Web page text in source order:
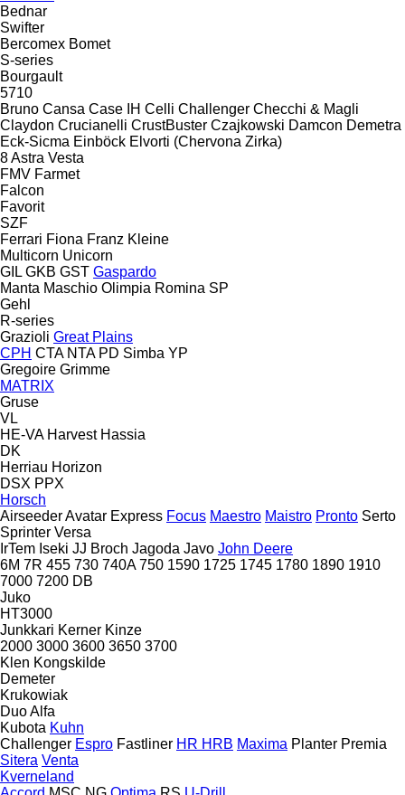
Bednar
Swifter
Bercomex Bomet
S-series
Bourgault
5710
Bruno Cansa Case IH Celli Challenger Checchi & Magli
Claydon Crucianelli CrustBuster Czajkowski Damcon Demetra
Eck-Sicma Einböck Elvorti (Chervona Zirka)
8Astra Vesta
FMV Farmet
Falcon
Favorit
SZF
Ferrari Fiona Franz Kleine
Multicorn Unicorn
GIL GKB GST Gaspardo
Manta Maschio Olimpia Romina SP
Gehl
R-series
Grazioli Great Plains
CPH CTA NTA PD Simba YP
Gregoire Grimme
MATRIX
Gruse
VL
HE-VA Harvest Hassia
DK
Herriau Horizon
DSX PPX
Horsch
AirseederAvatar Express Focus Maestro Maistro Pronto Serto
Sprinter Versa
IrTem Iseki JJ Broch Jagoda Javo John Deere
6M 7R 455 730 740A 750 1590 1725 1745 1780 1890 1910
7000 7200 DB
Juko
HT3000
Junkkari Kerner Kinze
2000 3000 3600 3650 3700
Klen Kongskilde
Demeter
Krukowiak
Duo Alfa
Kubota Kuhn
Challenger Espro Fastliner HR HRB Maxima Planter Premia
Sitera Venta
Kverneland